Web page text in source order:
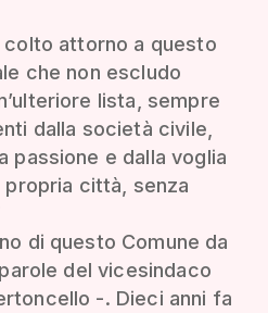
attorno a questo
che non escludo
lista, sempre
dalla società civile,
passione e dalla voglia
propria città, senza
di questo Comune da
del vicesindaco
-. Dieci anni fa